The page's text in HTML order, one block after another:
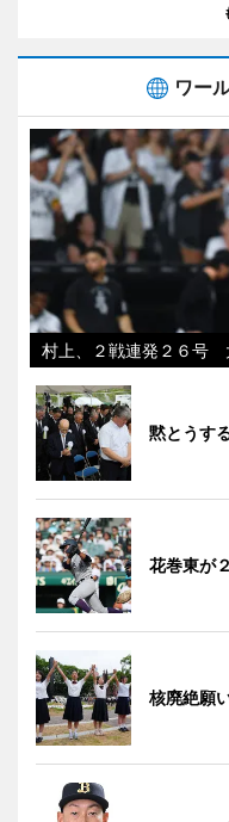
ワー
村上、２戦連発２６号
黙とうす
花巻東が
核廃絶願